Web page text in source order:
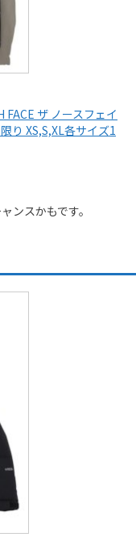
FACE ザ ノースフェイ
り XS,S,XL各サイズ1
ンスかもです。